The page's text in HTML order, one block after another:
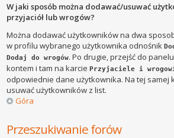
W jaki sposób można dodawać/usuwać
przyjaciół lub wrogów?
Można dodawać użytkowników na dwa
w profilu wybranego użytkownika odnośnik
Dodaj do wrogów. Po drugie, przejść do
kontem i tam na karciePrzyjaciele i
odpowiednie dane użytkownika. Na tej samej
usuwać użytkowników z list.
Góra
Przeszukiwanie forów